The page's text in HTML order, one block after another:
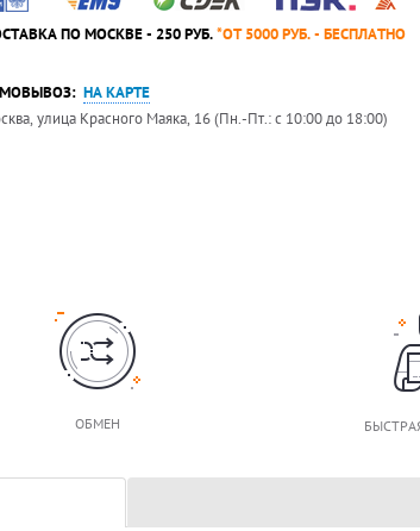
ПО МОСКВЕ - 250 РУБ.*ОТ 5000 РУБ. - БЕСПЛАТНО
НА КАРТЕ
улица Красного Маяка, 16 (Пн.-Пт.: с 10:00 до 18:00)
ОБМЕН